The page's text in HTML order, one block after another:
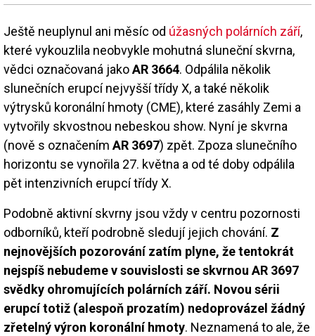
Ještě neuplynul ani měsíc od úžasných polárních září,
které vykouzlila neobvykle mohutná sluneční skvrna,
vědci označovaná jakoAR 3664. Odpálila několik
slunečních erupcí nejvyšší třídy X, a také několik
výtrysků koronální hmoty (CME), které zasáhly Zemi a
vytvořily skvostnou nebeskou show. Nyní je skvrna
(nově s označením AR 3697) zpět. Zpoza slunečního
horizontu se vynořila 27. května a od té doby odpálila
pět intenzivních erupcí třídy X.
Podobně aktivní skvrny jsou vždy v centru pozornosti
odborníků, kteří podrobně sledují jejich chování. Z
nejnovějších pozorování zatím plyne, že tentokrát
nejspíš nebudeme v souvislosti se skvrnou AR 3697
svědky ohromujících polárních září. Novou sérii
erupcí totiž (alespoň prozatím) nedoprovázel žádný
zřetelný výron koronální hmoty. Neznamená to ale, že